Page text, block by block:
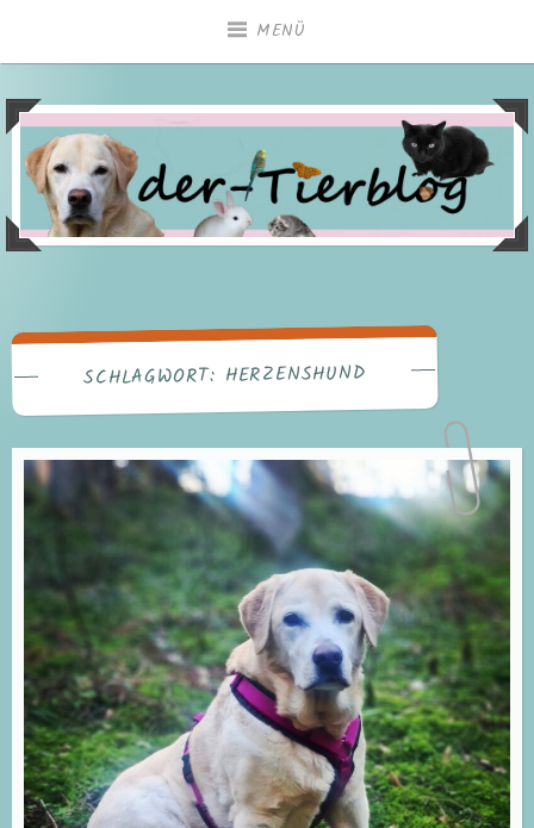
MENÜ
SCHLAGWORT: HERZENSHUND